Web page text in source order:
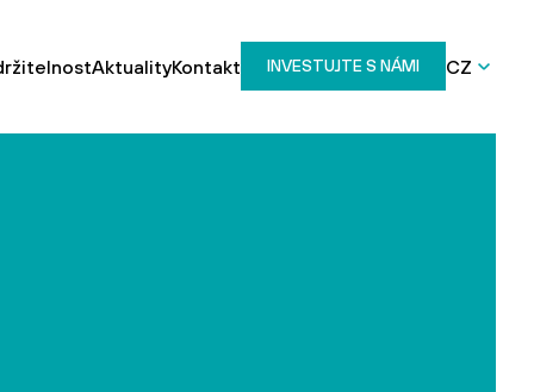
AktualityKontakt INVESTUJTE S NÁMI CZ